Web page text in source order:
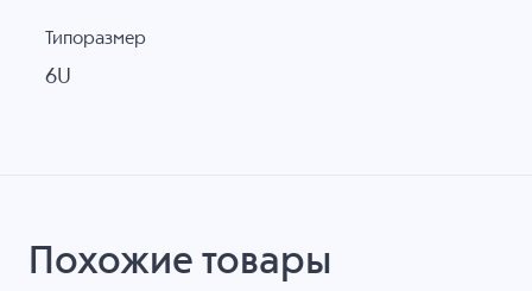
Типоразмер
6U
Похожие товары